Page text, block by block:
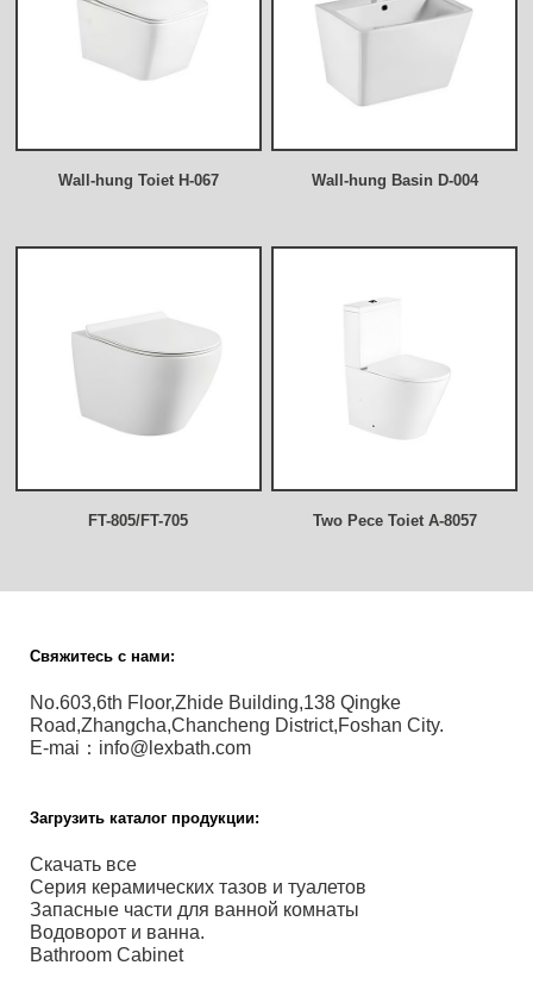
Wall-hung Toiet H-067 Wall-hung Basin D-004
FT-805/FT-705 Two Pece Toiet A-8057
Свяжитесь с нами:
No.603,6th Floor,Zhide Building,138 Qingke
Road,Zhangcha,Chancheng District,Foshan City.
E-mai：info@lexbath.com
Загрузить каталог продукции:
Скачать все
Серия керамических тазов и туалетов
Запасные части для ванной комнаты
Водоворот и ванна.
Bathroom Cabinet